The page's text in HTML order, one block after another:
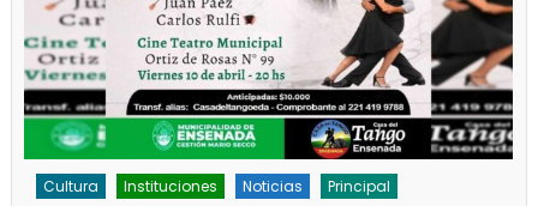
Cultura Instituciones Noticias Principal